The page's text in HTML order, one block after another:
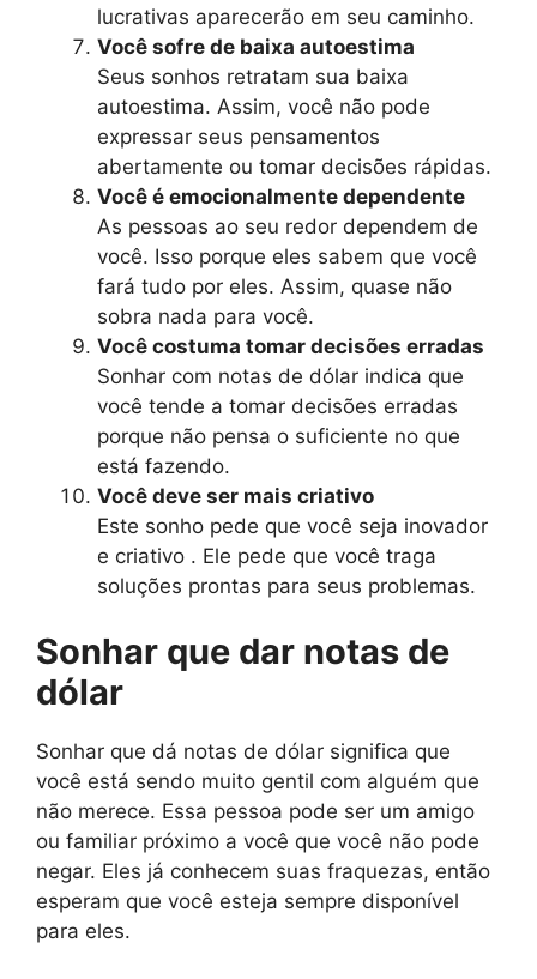
lucrativas aparecerão em seu caminho.
Você sofre de baixa autoestima
Seus sonhos retratam sua baixa
autoestima. Assim, você não pode
expressar seus pensamentos
abertamente ou tomar decisões rápidas.
Você é emocionalmente dependente
As pessoas ao seu redor dependem de
você. Isso porque eles sabem que você
fará tudo por eles. Assim, quase não
sobra nada para você.
Você costuma tomar decisões erradas
Sonhar com notas de dólar indica que
você tende a tomar decisões erradas
porque não pensa o suficiente no que
está fazendo.
Você deve ser mais criativo
Este sonho pede que você seja inovador
e criativo . Ele pede que você traga
soluções prontas para seus problemas.
Sonhar que dar notas de
dólar
Sonhar que dá notas de dólar significa que
você está sendo muito gentil com alguém que
não merece. Essa pessoa pode ser um amigo
ou familiar próximo a você que você não pode
negar. Eles já conhecem suas fraquezas, então
esperam que você esteja sempre disponível
para eles.